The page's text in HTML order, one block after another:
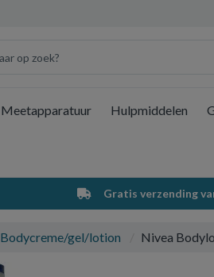
Meetapparatuur Hulpmiddelen
Gratis verzending
Bodycreme/gel/lotion Nivea